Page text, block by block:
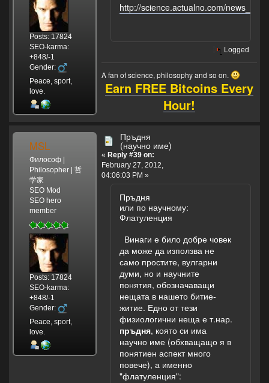
Posts: 17824
SEO-karma:
+848/-1
Gender:
Peace, sport,
love.
http://science.actualno.com/
Logged
A fan of science, philosophy and so on.
Earn FREE Bitcoins Every
Hour!
MSL
Философ |
Philosopher | 哲
学家
SEO Mod
SEO hero
member
Posts: 17824
SEO-karma:
+848/-1
Gender:
Peace, sport,
love.
Пръдня
(научно име)
« Reply #39 on:
February 27, 2012,
04:06:03 PM »
Пръдня
или по научному:
Флатуленция
Винаги е било добре човек
да може да използва не
само простите, вулгарни
думи, но и научните
понятия, обозначаващи
нещата в нашето битие-
житие. Едно от тези
физиологични неща е т.нар.
пръдня, която си има
научно име (обхващащо я в
понятиен аспект много
повече), а именно
"флатуленция":